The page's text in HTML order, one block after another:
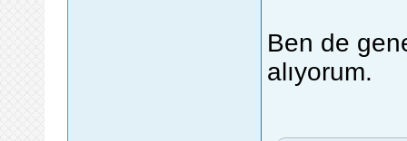
Ben de
alıyorum.